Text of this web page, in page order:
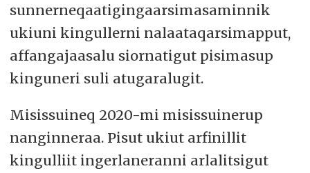
sunnerneqaatigingaarsimasaminnik
ukiuni kingullerni nalaataqarsimapput,
affangajaasalu siornatigut pisimasup
kinguneri suli atugaralugit.
Misissuineq 2020-mi misissuinerup
nanginneraa. Pisut ukiut arfinillit
kingulliit ingerlaneranni arlalitsigut